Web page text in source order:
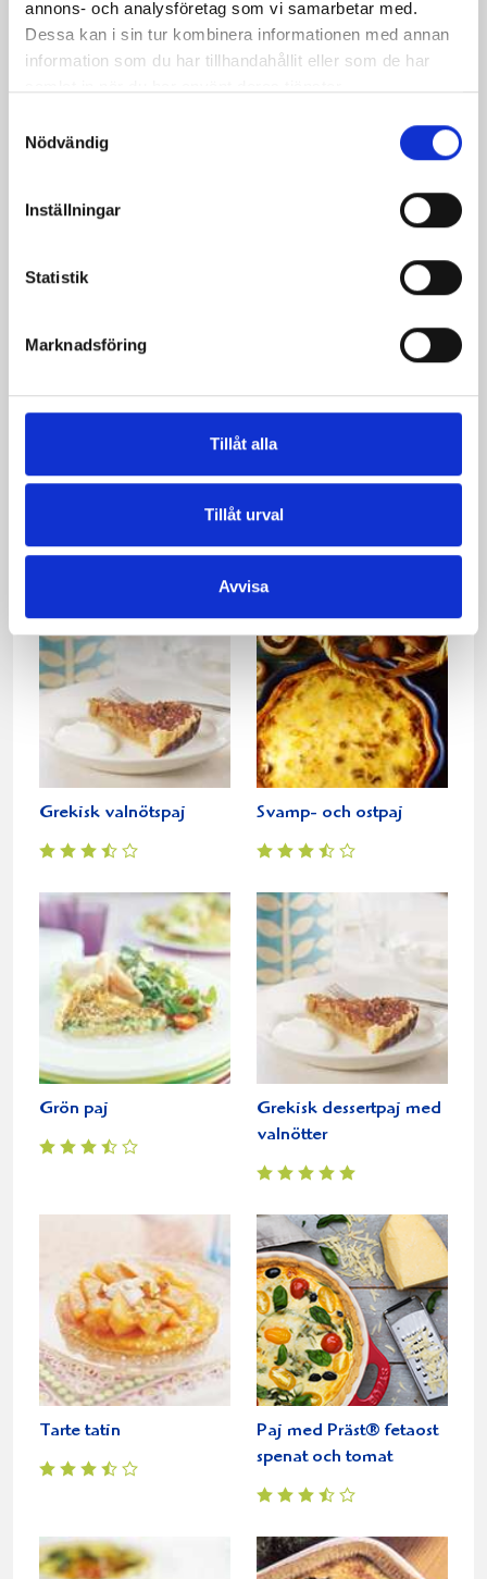
annons- och analysföretag som vi samarbetar med.
Dessa kan i sin tur kombinera informationen med annan
information som du har tillhandahållit eller som de har
Nödvändig
Inställningar
Statistik
Marknadsföring
Tillåt alla
Tillåt urval
Avvisa
Snabb tonfiskpaj Krämig jordgubbspaj
Kryddig tacopaj
Grekisk valnötspaj Svamp- och ostpaj
Grön paj
Grekisk dessertpaj med
valnötter
Tarte tatin
Paj med Präst® fetaost
spenat och tomat